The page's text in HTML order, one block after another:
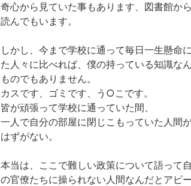
奇心から見ていた事もあります、図書館か
読んでもいます。
しかし、今まで学校に通って毎日一生懸命
た人々に比べれば、僕の持っている知識な
ものでもありません。
カスです、ゴミです、う○こです。
皆が頑張って学校に通っていた間、
一人で自分の部屋に閉じこもっていた人間
はずがない。
本当は、ここで難しい政策について語って
の官僚たちに操られない人間なんだとアピ